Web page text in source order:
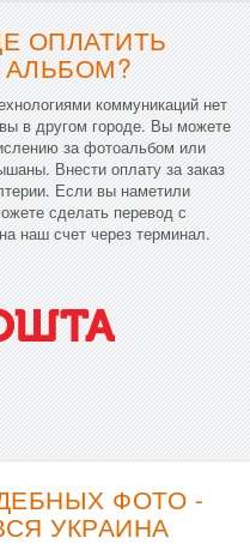
ОПЛАТИТЬ
коммуникаций нет
в другом городе. Вы можете
за фотоальбом или
Внести оплату за заказ
Если вы наметили
сделать перевод с
наш счет через терминал.
ФОТО -
УКРАИНА